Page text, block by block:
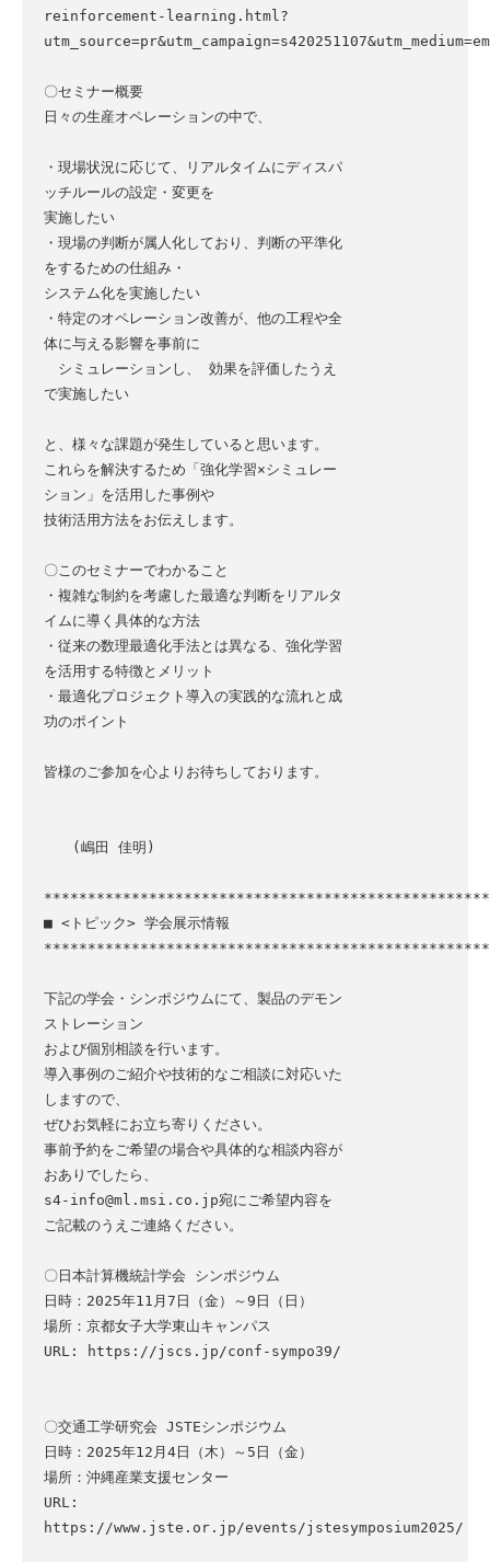
reinforcement-learning.html?
〇セミナー概要
日々の生産オペレーションの中で、
・現場状況に応じて、リアルタイムにディスパ
ッチルールの設定・変更を
実施したい
・現場の判断が属人化しており、判断の平準化
をするための仕組み・
システム化を実施したい
・特定のオペレーション改善が、他の工程や全
体に与える影響を事前に
シミュレーションし、 効果を評価したうえ
で実施したい
と、様々な課題が発生していると思います。
これらを解決するため「強化学習×シミュレー
ション」を活用した事例や
技術活用方法をお伝えします。
〇このセミナーでわかること
・複雑な制約を考慮した最適な判断をリアルタ
イムに導く具体的な方法
・従来の数理最適化手法とは異なる、強化学習
を活用する特徴とメリット
・最適化プロジェクト導入の実践的な流れと成
功のポイント
皆様のご参加を心よりお待ちしております。
(嶋田 佳明)
■ <トピック> 学会展示情報
下記の学会・シンポジウムにて、製品のデモン
ストレーション
および個別相談を行います。
導入事例のご紹介や技術的なご相談に対応いた
しますので、
ぜひお気軽にお立ち寄りください。
事前予約をご希望の場合や具体的な相談内容が
おありでしたら、
s4-info@ml.msi.co.jp宛にご希望内容を
ご記載のうえご連絡ください。
〇日本計算機統計学会 シンポジウム
日時：2025年11月7日（金）～9日（日）
場所：京都女子大学東山キャンパス
URL: https://jscs.jp/conf-sympo39/
〇交通工学研究会 JSTEシンポジウム
日時：2025年12月4日（木）～5日（金）
場所：沖縄産業支援センター
URL:
https://www.jste.or.jp/events/jstesymposium2025/